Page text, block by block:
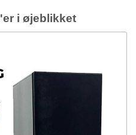
i øjeblikket